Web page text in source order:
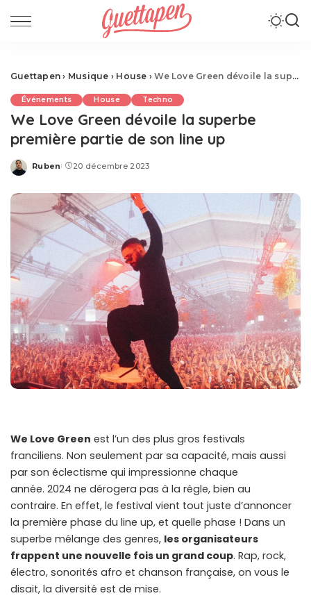
Guettapen › Musique › House ›We Love Green dévoile la superbe première partie de son line up
Événements House Techno
We Love Green dévoile la superbe
première partie de son line up
Posted
Ruben 20 décembre 2023
We Love Green est l’un des plus gros festivals
franciliens. Non seulement par sa capacité, mais aussi
par son éclectisme qui impressionne chaque
année. 2024 ne dérogera pas à la règle, bien au
contraire. En effet, le festival vient tout juste d’annoncer
la première phase du line up, et quelle phase ! Dans un
superbe mélange des genres, les organisateurs
frappent une nouvelle fois un grand coup. Rap, rock,
électro, sonorités afro et chanson française, on vous le
disait, la diversité est de mise.